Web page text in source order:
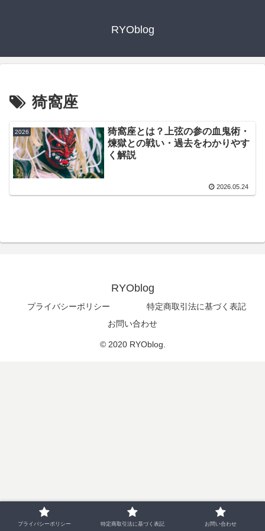
RYOblog
猗窩座
2026
猗窩座とは？上弦の参の血鬼術・
煉獄との戦い・過去をわかりやす
く解説
2026.05.24
RYOblog
プライバシーポリシー
特定商取引法に基づく表記
お問い合わせ
© 2020 RYOblog.
プライバシーポリシー 特定商取引法に基づく表記 お問い合わせ